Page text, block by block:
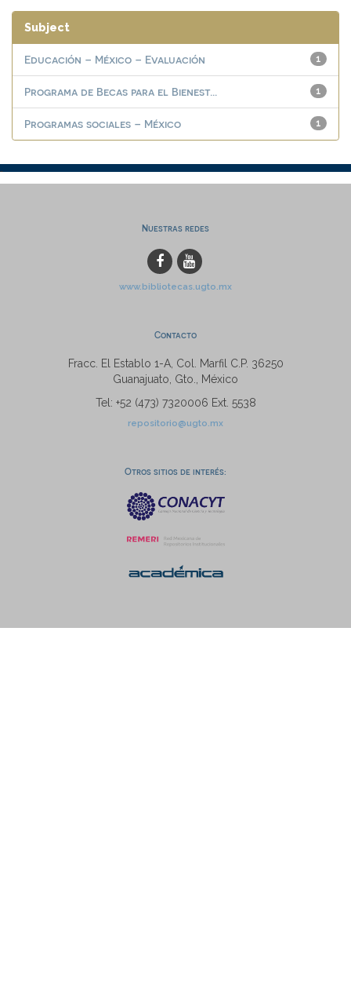
Subject
1
Educación – México – Evaluación
1
Programa de Becas para el Bienest...
1
Programas sociales – México
Nuestras redes
www.bibliotecas.ugto.mx
Contacto
Fracc. El Establo 1-A, Col. Marfil C.P. 36250
Guanajuato, Gto., México
Tel: +52 (473) 7320006 Ext. 5538
repositorio@ugto.mx
Otros sitios de interés: